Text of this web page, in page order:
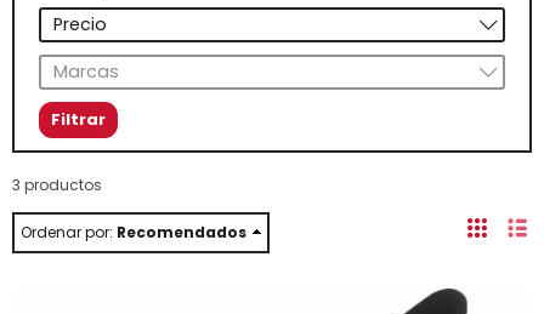
Precio
Marcas
3 productos
Ordenar por: Recomendados